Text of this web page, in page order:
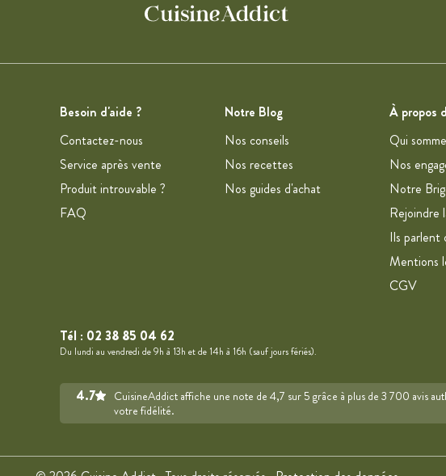
Besoin d'aide ?
Contactez-nous
Service après vente
Produit introuvable ?
FAQ
Notre Blog
Nos conseils
Nos recettes
Nos guides d'achat
À propos
Qui
Nos
Notre
Rejoindre
Ils parlent
Mentions
CGV
Tél : 02 38 85 04 62
Du lundi au vendredi de 9h à 13h et de 14h à 16h (sauf jours fériés).
4.7
CuisineAddict affiche une note de 4,7 sur 5 grâce à plus de 3 700 avis
votre fidélité.